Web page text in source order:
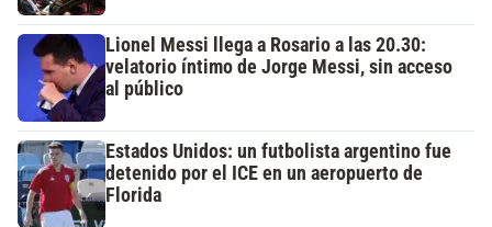
Lionel Messi llega a Rosario a las 20.30:
velatorio íntimo de Jorge Messi, sin acceso
al público
Estados Unidos: un futbolista argentino fue
detenido por el ICE en un aeropuerto de
Florida